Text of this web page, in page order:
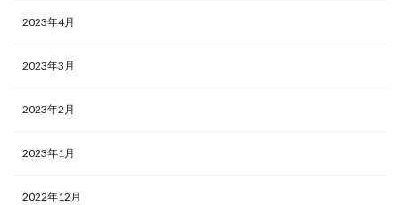
2023年4月
2023年3月
2023年2月
2023年1月
2022年12月